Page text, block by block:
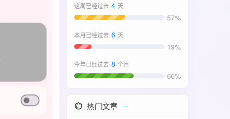
这周已经过去 4 天
57%
本月已经过去 6 天
19%
今年已经过去 8 个月
66%
热门文章